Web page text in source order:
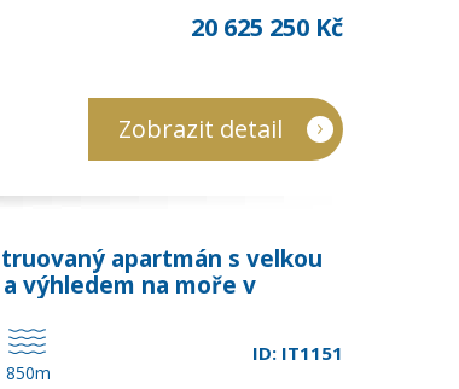
20 625 250 Kč
Zobrazit detail
apartmán s velkou
výhledem na moře v
850m
ID: IT1151